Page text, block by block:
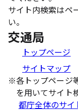
サイト内検索はペ
い。
交通局
トップページ
サイトマップ
※各トップページ
を用いてサイト
都庁全体のサ